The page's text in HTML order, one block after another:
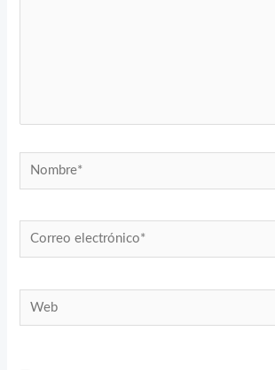
Nombre*
Correo
electrónico*
Web